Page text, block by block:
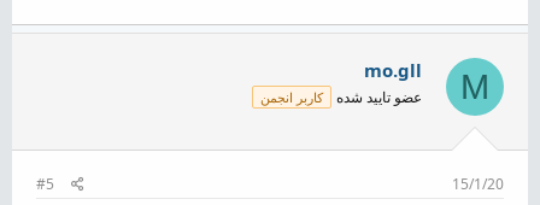
M
mo.gll
عضو تایید شده کاربر انجمن
15/1/20
#5